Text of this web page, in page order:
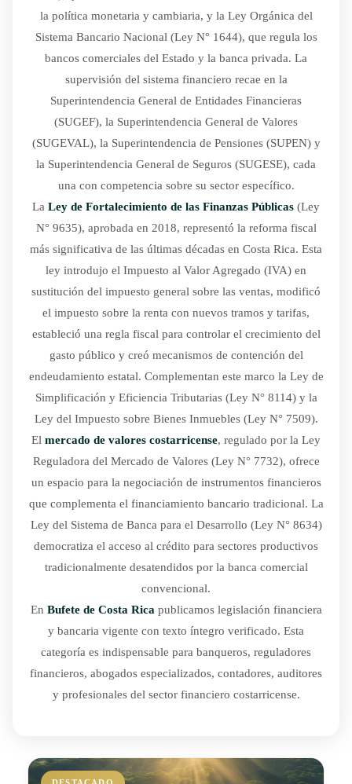
la política monetaria y cambiaria, y la Ley Orgánica del
Sistema Bancario Nacional (Ley N° 1644), que regula los
bancos comerciales del Estado y la banca privada. La
supervisión del sistema financiero recae en la
Superintendencia General de Entidades Financieras
(SUGEF), la Superintendencia General de Valores
(SUGEVAL), la Superintendencia de Pensiones (SUPEN) y
la Superintendencia General de Seguros (SUGESE), cada
una con competencia sobre su sector específico.
La Ley de Fortalecimiento de las Finanzas Públicas (Ley
N° 9635), aprobada en 2018, representó la reforma fiscal
más significativa de las últimas décadas en Costa Rica. Esta
ley introdujo el Impuesto al Valor Agregado (IVA) en
sustitución del impuesto general sobre las ventas, modificó
el impuesto sobre la renta con nuevos tramos y tarifas,
estableció una regla fiscal para controlar el crecimiento del
gasto público y creó mecanismos de contención del
endeudamiento estatal. Complementan este marco la Ley de
Simplificación y Eficiencia Tributarias (Ley N° 8114) y la
Ley del Impuesto sobre Bienes Inmuebles (Ley N° 7509).
El mercado de valores costarricense, regulado por la Ley
Reguladora del Mercado de Valores (Ley N° 7732), ofrece
un espacio para la negociación de instrumentos financieros
que complementa el financiamiento bancario tradicional. La
Ley del Sistema de Banca para el Desarrollo (Ley N° 8634)
democratiza el acceso al crédito para sectores productivos
tradicionalmente desatendidos por la banca comercial
convencional.
En Bufete de Costa Rica publicamos legislación financiera
y bancaria vigente con texto íntegro verificado. Esta
categoría es indispensable para banqueros, reguladores
financieros, abogados especializados, contadores, auditores
y profesionales del sector financiero costarricense.